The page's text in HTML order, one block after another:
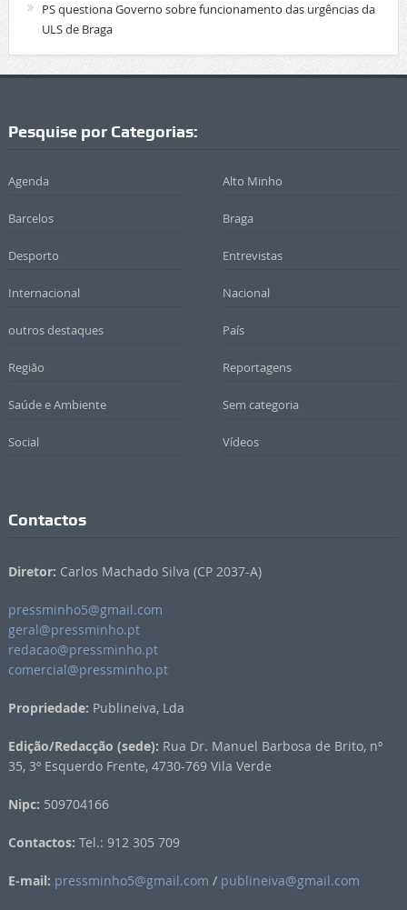
PS questiona Governo sobre funcionamento das urgências da
ULS de Braga
Pesquise por Categorias:
Agenda Alto Minho
Barcelos Braga
Desporto Entrevistas
Internacional Nacional
outros destaques País
Região Reportagens
Saúde e Ambiente Sem categoria
Social Vídeos
Contactos
Diretor: Carlos Machado Silva (CP 2037-A)
pressminho5@gmail.com
geral@pressminho.pt
redacao@pressminho.pt
comercial@pressminho.pt
Propriedade: Publineiva, Lda
Edição/Redacção (sede): Rua Dr. Manuel Barbosa de Brito, nº
35, 3º Esquerdo Frente, 4730-769 Vila Verde
Nipc: 509704166
Contactos: Tel.: 912 305 709
E-mail: pressminho5@gmail.com / publineiva@gmail.com